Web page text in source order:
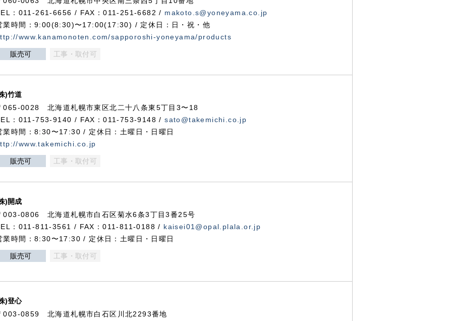
：011-261-6656 / FAX：011-251-6682 / makoto.s@yoneyama.co.jp
業時間：9:00(8:30)〜17:00(17:30) / 定休日：日・祝・他
www.kanamonoten.com/sapporoshi-yoneyama/products
販売可 工事・取付可
)竹道
065-0028 北海道札幌市東区北二十八条東5丁目3〜18
：011-753-9140 / FAX：011-753-9148 /sato@takemichi.co.jp
業時間：8:30〜17:30 / 定休日：土曜日・日曜日
www.takemichi.co.jp
販売可 工事・取付可
)開成
003-0806 北海道札幌市白石区菊水6条3丁目3番25号
：011-811-3561 / FAX：011-811-0188 / kaisei01@opal.plala.or.jp
業時間：8:30〜17:30 / 定休日：土曜日・日曜日
販売可 工事・取付可
)登心
003-0859 北海道札幌市白石区川北2293番地